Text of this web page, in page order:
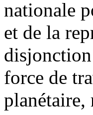
nationale
et de la
force de
planétaire,